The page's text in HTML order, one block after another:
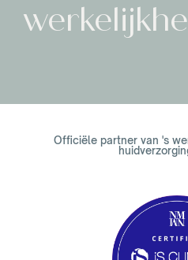
Officiële partner van 's